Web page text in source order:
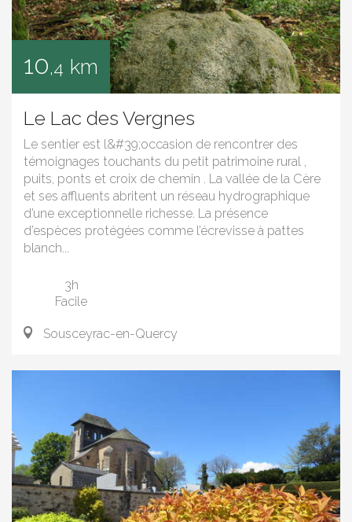
10,4 km
Le Lac des Vergnes
Le sentier est l&#39;occasion de rencontrer des
témoignages touchants du petit patrimoine rural ,
puits, ponts et croix de chemin . La vallée de la Cère
et ses affluents abritent un réseau hydrographique
d’une exceptionnelle richesse. La présence
d’espèces protégées comme l’écrevisse à pattes
blanch...
3h
Facile
Sousceyrac-en-Quercy